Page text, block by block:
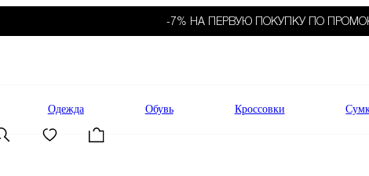
-7% НА ПЕРВУЮ ПОКУПКУ ПО
Одежда Обувь Кроссовки